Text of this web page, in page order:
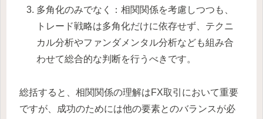
多角化のみでなく：相関関係を考慮しつつも、
トレード戦略は多角化だけに依存せず、テクニ
カル分析やファンダメンタル分析なども組み合
わせて総合的な判断を行うべきです。
総括すると、相関関係の理解はFX取引において重要
ですが、成功のためには他の要素とのバランスが必